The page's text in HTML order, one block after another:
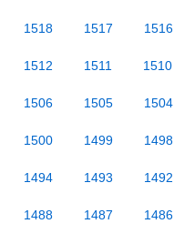
1518 1517 1516
1512 1511 1510
1506 1505 1504
1500 1499 1498
1494 1493 1492
1488 1487 1486